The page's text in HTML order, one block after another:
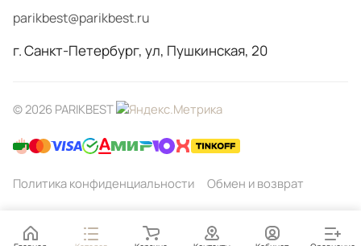
parikbest@parikbest.ru
г. Санкт-Петербург, ул, Пушкинская, 20
© 2026 PARIKBEST
Политика конфиденциальности Обмен и возврат